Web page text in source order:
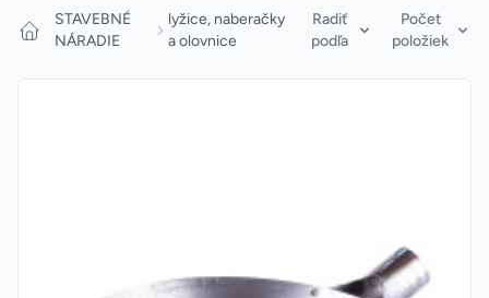
STAVEBNÉ
NÁRADIE
lyžice, naberačky
a olovnice
Radiť
podľa
Počet
položiek